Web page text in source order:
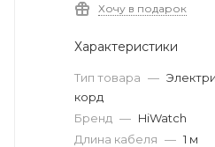
Хочу в подарок
Характеристики
Тип товара —
корд
Бренд — HiWatch
Длина кабеля — 1 м